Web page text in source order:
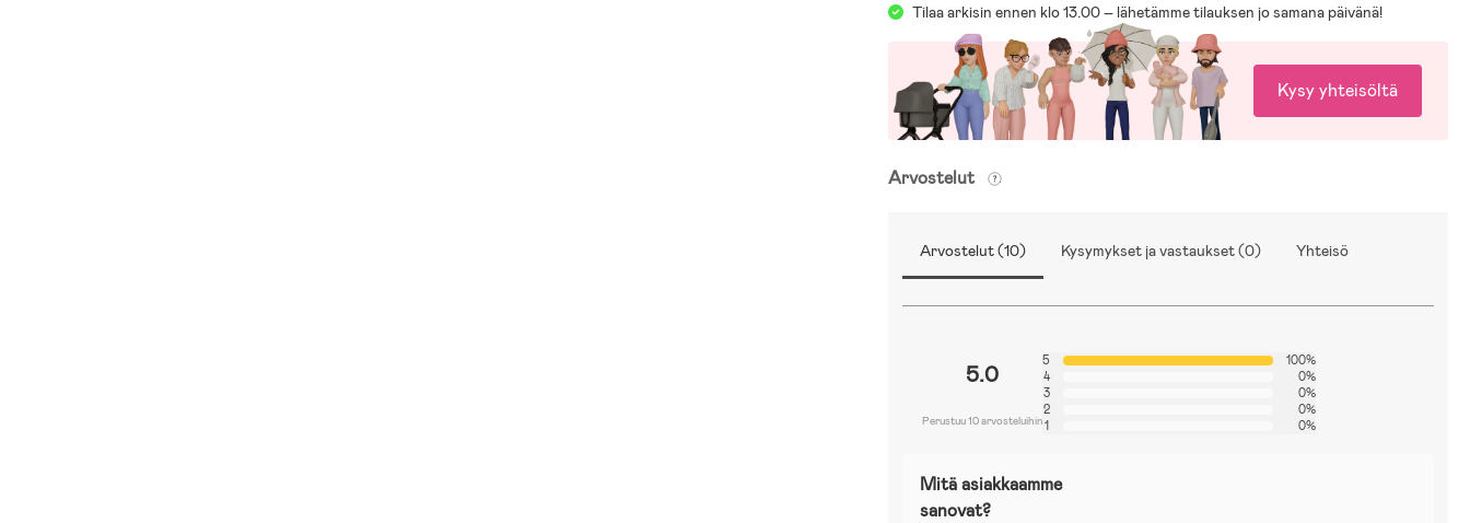
Tilaa arkisin ennen klo 13.00 – lähetämme tilauksen jo samana päivänä!
Kysy yhteisöltä
Arvostelut
Arvostelut (10) Kysymykset ja vastaukset (0) Yhteisö
5.0
Perustuu 10 arvosteluihin
5
100%
4
0%
3
0%
2
0%
1
0%
Mitä asiakkaamme
sanovat?